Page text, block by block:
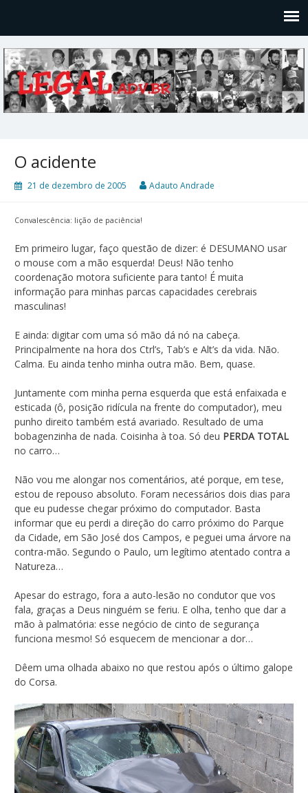
O acidente
21 de dezembro de 2005 Adauto Andrade
Convalescência: lição de paciência!
Em primeiro lugar, faço questão de dizer: é DESUMANO usar
o mouse com a mão esquerda! Deus! Não tenho
coordenação motora suficiente para tanto! É muita
informação para minhas parcas capacidades cerebrais
masculinas!
E ainda: digitar com uma só mão dá nó na cabeça.
Principalmente na hora dos Ctrl’s, Tab’s e Alt’s da vida. Não.
Calma. Eu ainda tenho minha outra mão. Bem, quase.
Juntamente com minha perna esquerda que está enfaixada e
esticada (ô, posição ridícula na frente do computador), meu
punho direito também está avariado. Resultado de uma
bobagenzinha de nada. Coisinha à toa. Só deu PERDA TOTAL
no carro…
Não vou me alongar nos comentários, até porque, em tese,
estou de repouso absoluto. Foram necessários dois dias para
que eu pudesse chegar próximo do computador. Basta
informar que eu perdi a direção do carro próximo do Parque
da Cidade, em São José dos Campos, e peguei uma árvore na
contra-mão. Segundo o Paulo, um legítimo atentado contra a
Natureza…
Apesar do estrago, fora a auto-lesão no condutor que vos
fala, graças a Deus ninguém se feriu. E olha, tenho que dar a
mão à palmatória: esse negócio de cinto de segurança
funciona mesmo! Só esquecem de mencionar a dor…
Dêem uma olhada abaixo no que restou após o último galope
do Corsa.